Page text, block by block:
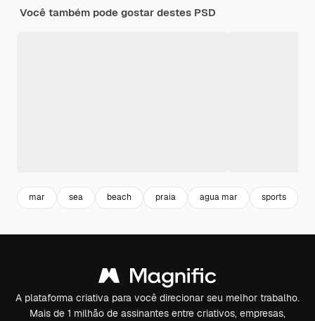
Você também pode gostar destes PSD
mar sea beach praia agua mar sports
A plataforma criativa para você direcionar seu melhor trabalho.
Mais de 1 milhão de assinantes entre criativos, empresas,